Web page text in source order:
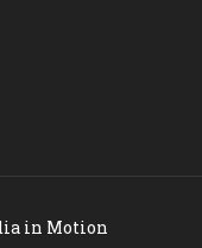
in Motion